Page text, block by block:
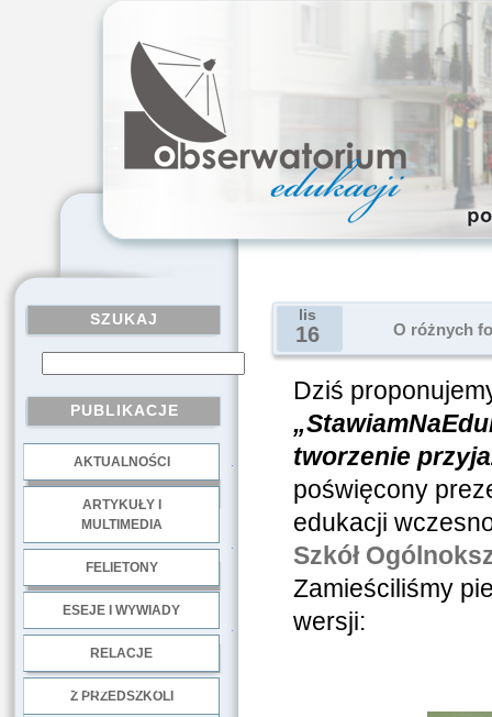
SZUKAJ
PUBLIKACJE
AKTUALNOŚCI
ARTYKUŁY I
MULTIMEDIA
FELIETONY
ESEJE I WYWIADY
RELACJE
Z PRZEDSZKOLI
lis
16 O różnych
Dziś
tworzenie
poświęcony
edukacji
Szkół
Zamieściliśmy
wersji: